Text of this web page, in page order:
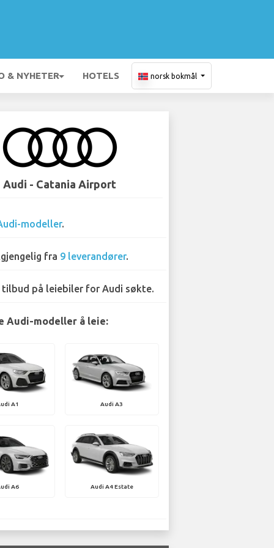
& NYHETER HOTELS norsk bokmål
Audi - Catania Airport
modeller.
fra 9 leverandører.
tilbud på leiebiler for Audi søkte.
Audi-modeller å leie:
A1 Audi A3
A6 Audi A4 Estate